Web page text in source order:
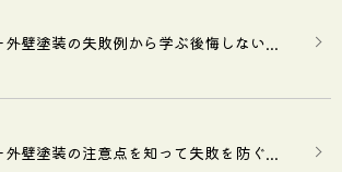
外壁塗装の失敗例から学ぶ後悔しない...
外壁塗装の注意点を知って失敗を防ぐ...